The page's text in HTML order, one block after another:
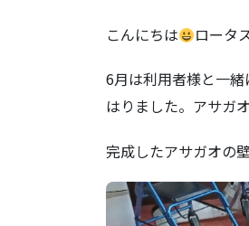
こんにちは ロータ
6月は利用者様と一緒
はりました。アサガ
完成したアサガオの